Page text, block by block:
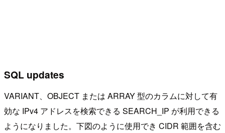
SQL updates
VARIANT、OBJECT または ARRAY 型のカラムに対して有
効な IPv4 アドレスを検索できる SEARCH_IP が利用できる
ようになりました。下図のように使用でき CIDR 範囲を含む